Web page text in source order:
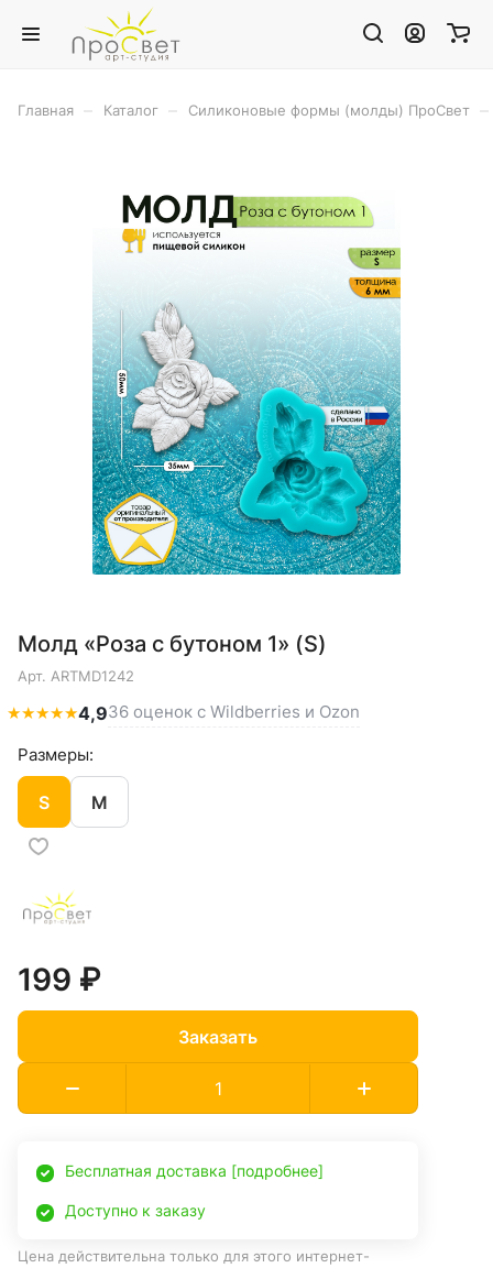
Главная Каталог Силиконовые формы (молды) ПроСвет
Молд «Роза с бутоном 1» (S)
Арт. ARTMD1242
★★★★★4,936 оценок с Wildberries и Ozon
Размеры:
S M
199 ₽
Заказать
Бесплатная доставка [подробнее]
Доступно к заказу
Цена действительна только для этого интернет-